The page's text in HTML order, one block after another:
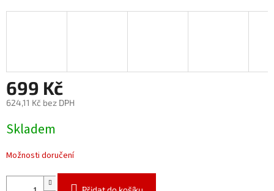
699 Kč
624,11 Kč bez DPH
cena:
Skladem
Možnosti doručení